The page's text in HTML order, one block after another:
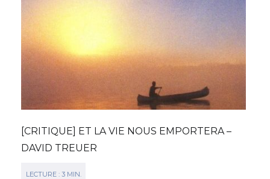
[CRITIQUE] ET LA VIE NOUS EMPORTERA –
DAVID TREUER